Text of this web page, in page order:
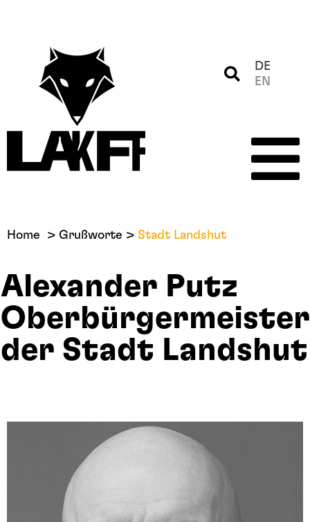
DE
EN
Home Grußworte Stadt Landshut
Alexander Putz
Oberbürgermeister
der Stadt Landshut